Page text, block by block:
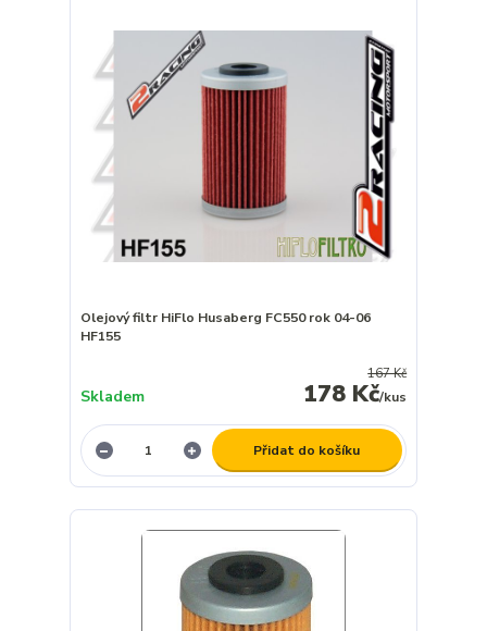
Olejový filtr HiFlo Husaberg FC550 rok 04-06
HF155
167 Kč
178 Kč/kus
Skladem
Přidat do košíku